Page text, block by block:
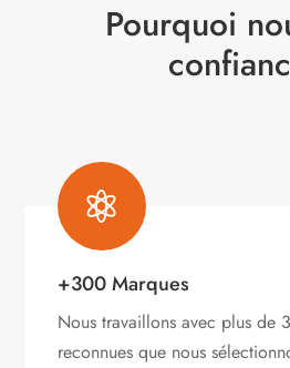
Pourquoi

+300 Marques
Nous travaillons avec plus de
reconnues que nous